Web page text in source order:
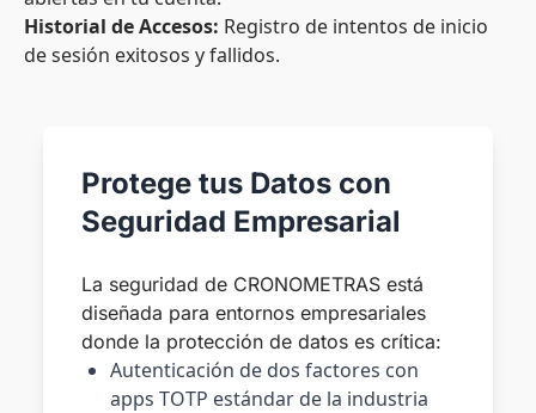
Historial de Accesos: Registro de intentos de inicio
de sesión exitosos y fallidos.
Protege tus Datos con
Seguridad Empresarial
La seguridad de CRONOMETRAS está
diseñada para entornos empresariales
donde la protección de datos es crítica:
Autenticación de dos factores con
apps TOTP estándar de la industria